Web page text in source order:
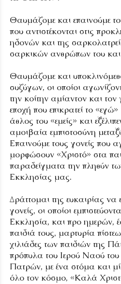
Θαυμάζομε και επαινούμε
που αντιστέκονται στις
ηδονών και της
σαρκικών ανθρώπων του
Θαυμάζομε και
συζύγων, οι οποίοι
την κοίτην αμίαντον και τον
εποχή που επικρατεί το
άθλος του «εμείς» και
αμοιβαία εμπιστοσύνη
Επαινούμε τους γονείς που
μορφώσουν «Χριστό» στα
παραδείγματα την πληθύν
Εκκλησίας μας.
Δράττομαι της ευκαιρίας να
γονείς, οι οποίοι
Εκκλησία, και προ ημερών,
παιδιά τους, μαρτυρία
χιλιάδες των παιδιών της
πρόπυλα του Ιερού Ναού
Πατρών, με ένα στόμα και
όλο τον κόσμο, «Καλά